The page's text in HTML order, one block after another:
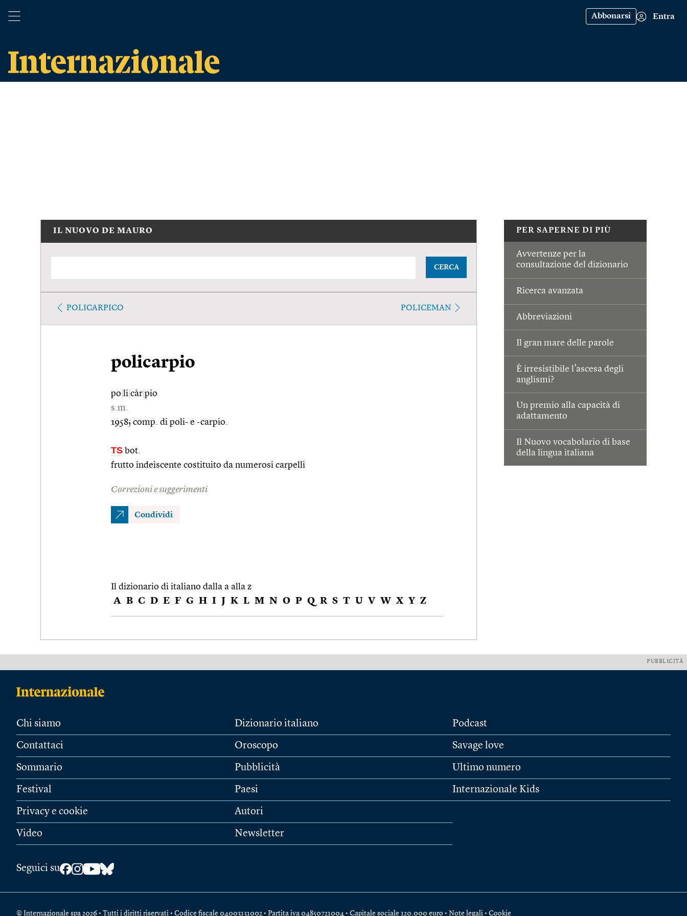
Abbonarsi Entra
PER SAPERNE DI PIÙ
Avvertenze per la
consultazione del dizionario
Ricerca avanzata
Abbreviazioni
Il gran mare delle parole
È irresistibile l’ascesa degli
anglismi?
Un premio alla capacità di
adattamento
Il Nuovo vocabolario di base
della lingua italiana
IL NUOVO DE MAURO
CERCA
POLICARPICO POLICEMAN
policarpio
po li càr pio
s.m.
1958; comp. di poli- e -carpio.
TS bot.
frutto indeiscente costituito da numerosi carpelli
Correzioni e suggerimenti
Condividi
Il dizionario di italiano dalla a alla z
A B C D E F G H I J K L M N O P Q R S T U V W X Y Z
PUBBLICITÀ
Chi siamo
Contattaci
Sommario
Festival
Privacy e cookie
Video
Dizionario italiano
Oroscopo
Pubblicità
Paesi
Autori
Newsletter
Podcast
Savage love
Ultimo numero
Internazionale Kids
Seguici su
© Internazionale spa 2026 • Tutti i diritti riservati • Codice fiscale 04003131002 • Partita iva 04850721004 • Capitale sociale 120.000 euro • Note legali • Cookie